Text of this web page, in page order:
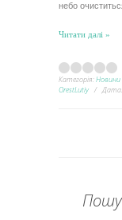
небо
Читати далі »
Категорія:Новини
OrestLutiy
Дата: